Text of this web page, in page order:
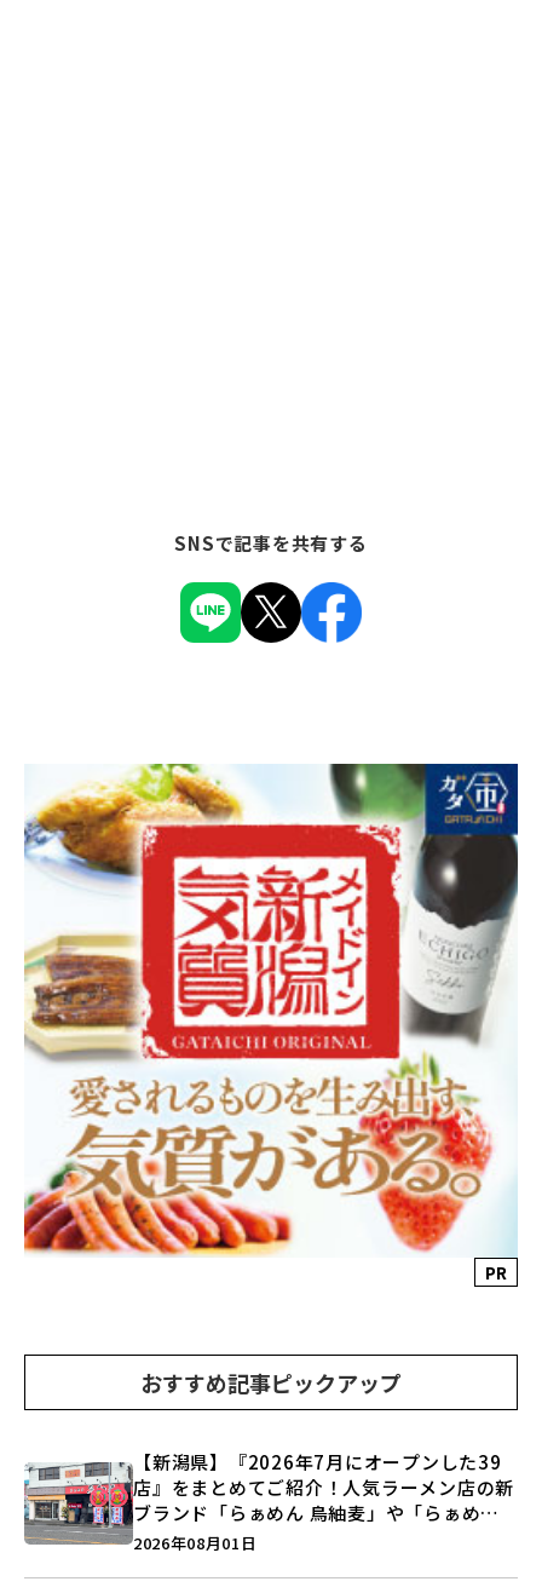
SNSで記事を共有する
PR
おすすめ記事ピックアップ
【新潟県】『2026年7月にオープンした39
店』をまとめてご紹介！人気ラーメン店の新
ブランド「らぁめん 鳥紬麦」や「らぁめん
しょうがの空」など盛りだくさん♪
2026年08月01日